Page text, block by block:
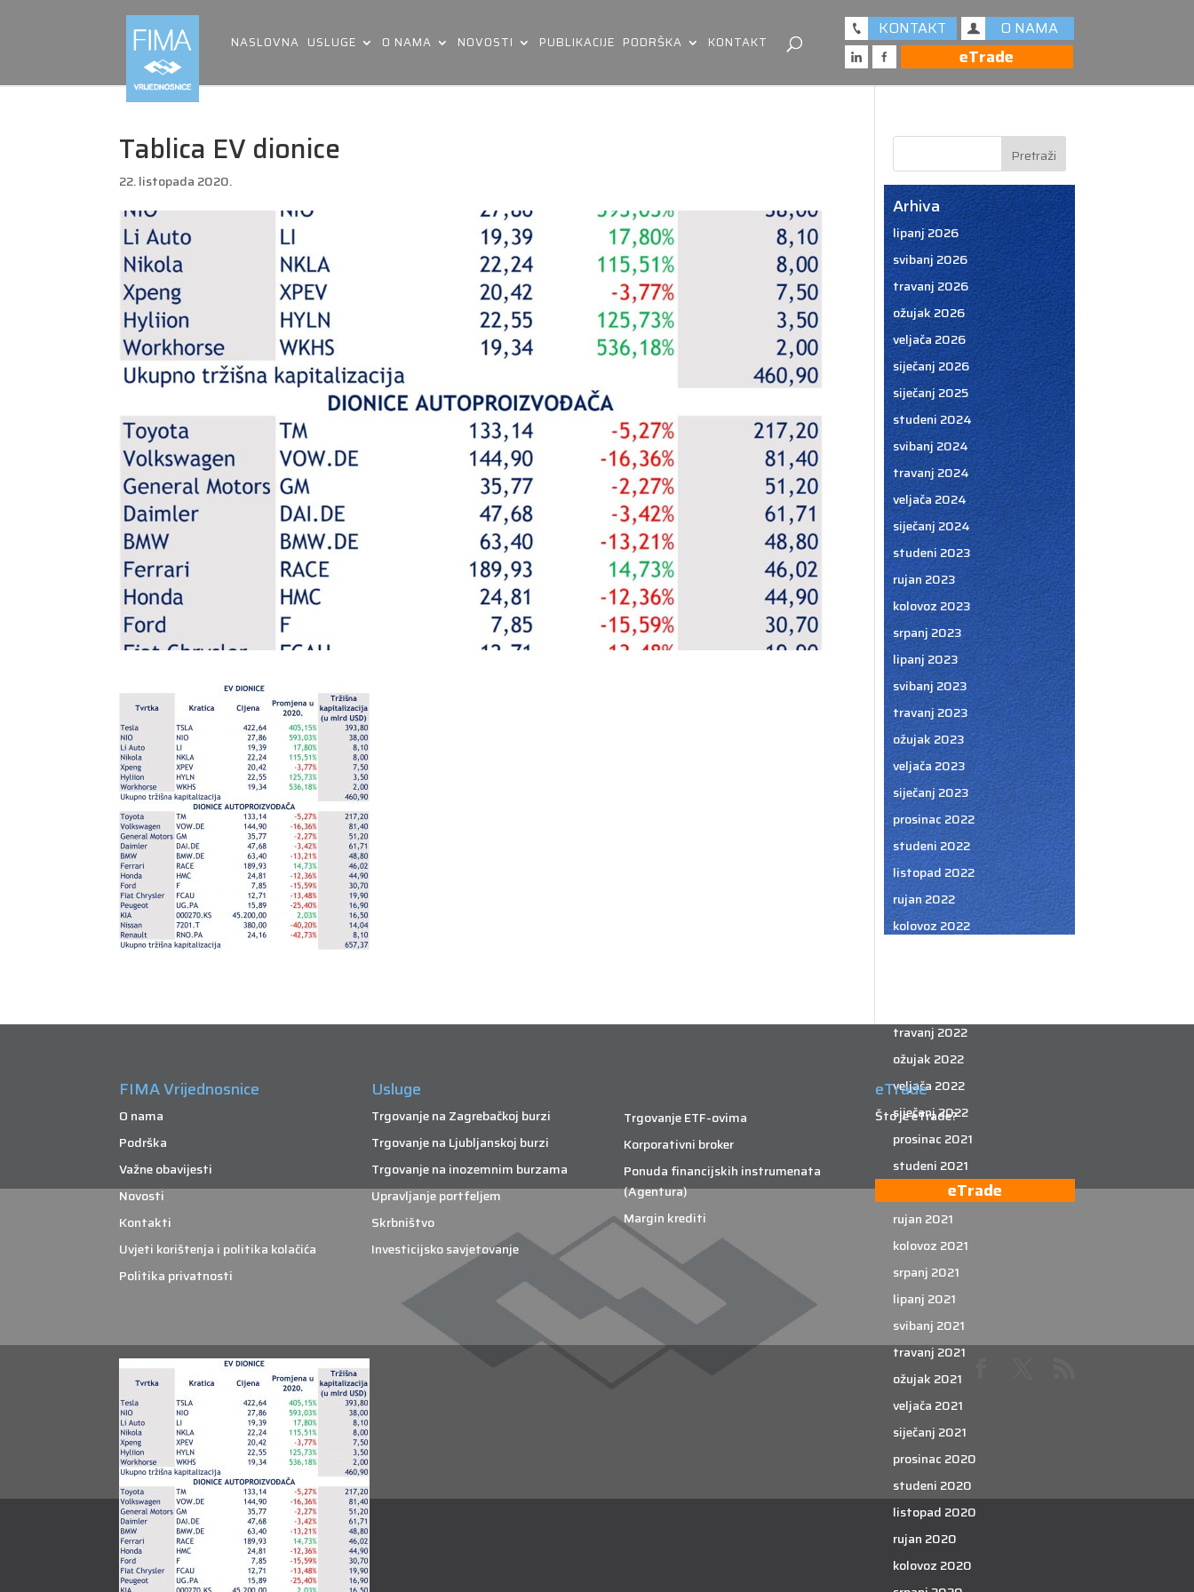
NASLOVNA USLUGE O NAMA NOVOSTI PUBLIKACIJE PODRŠKA KONTAKT
KONTAKT O NAMA
eTrade
Tablica EV dionice
22. listopada 2020.
Arhiva
lipanj 2026
svibanj 2026
travanj 2026
ožujak 2026
veljača 2026
siječanj 2026
siječanj 2025
studeni 2024
svibanj 2024
travanj 2024
veljača 2024
siječanj 2024
studeni 2023
rujan 2023
kolovoz 2023
srpanj 2023
lipanj 2023
svibanj 2023
travanj 2023
ožujak 2023
veljača 2023
siječanj 2023
prosinac 2022
studeni 2022
listopad 2022
rujan 2022
kolovoz 2022
travanj 2022
ožujak 2022
veljača 2022
siječanj 2022
prosinac 2021
studeni 2021
listopad 2021
rujan 2021
kolovoz 2021
srpanj 2021
lipanj 2021
svibanj 2021
travanj 2021
ožujak 2021
veljača 2021
siječanj 2021
prosinac 2020
studeni 2020
listopad 2020
rujan 2020
kolovoz 2020
FIMA Vrijednosnice
O nama
Podrška
Važne obavijesti
Novosti
Kontakti
Uvjeti korištenja i politika kolačića
Politika privatnosti
Usluge
Trgovanje na Zagrebačkoj burzi
Trgovanje na Ljubljanskoj burzi
Trgovanje na inozemnim burzama
Upravljanje portfeljem
Skrbništvo
Investicijsko savjetovanje
Trgovanje ETF-ovima
Korporativni broker
Ponuda financijskih instrumenata
(Agentura)
Margin krediti
eTrade
Što je eTrade?
eTrade